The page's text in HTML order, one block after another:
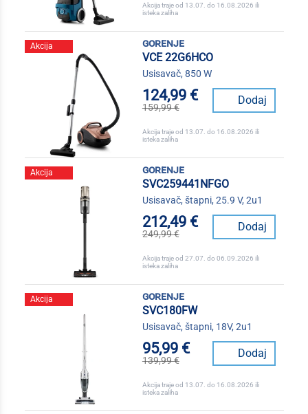
Akcija traje od 13.07. do 16.08.2026 ili
isteka zaliha
Akcija
gorenje
VCE 22G6HCO
Usisavač, 850 W
124,99 €
159,99 €
Dodaj
Akcija traje od 13.07. do 16.08.2026 ili
isteka zaliha
Akcija
gorenje
SVC259441NFGO
Usisavač, štapni, 25.9 V, 2u1
212,49 €
249,99 €
Dodaj
Akcija traje od 27.07. do 06.09.2026 ili
isteka zaliha
Akcija
gorenje
SVC180FW
Usisavač, štapni, 18V, 2u1
95,99 €
139,99 €
Dodaj
Akcija traje od 13.07. do 16.08.2026 ili
isteka zaliha